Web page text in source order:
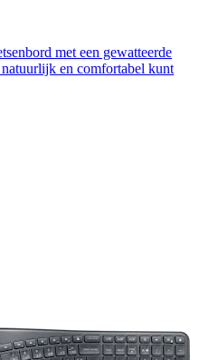
met een gewatteerde
en comfortabel kunt